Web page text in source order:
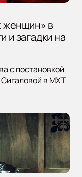
женщин» в
и загадки на
с постановкой
Сигаловой в МХТ